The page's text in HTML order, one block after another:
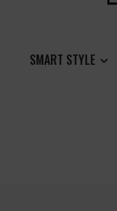
SMART STYLE